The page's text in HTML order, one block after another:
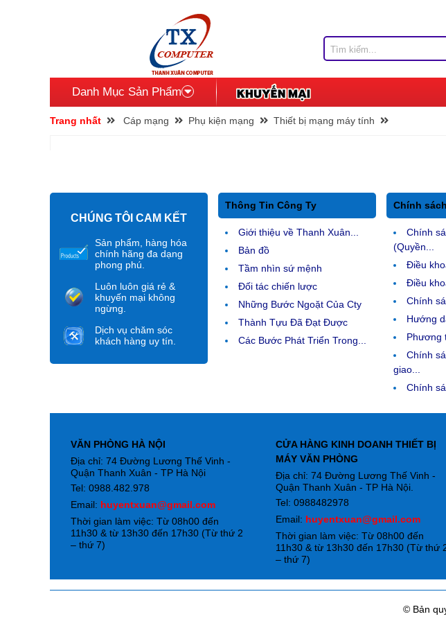
Danh Mục Sản Phẩm
Trang nhất Cáp mạng Phụ kiện mạng Thiết bị mạng máy tính
CHÚNG TÔI CAM KẾT
Sản phẩm, hàng hóa
chính hãng đa dạng
phong phú.
Luôn luôn giá rẻ &
khuyến mại không
ngừng.
Dịch vụ chăm sóc
khách hàng uy tín.
Thông Tin Công Ty
Giới thiệu về Thanh Xuân...
Bản đồ
Tầm nhìn sứ mệnh
Đối tác chiến lược
Những Bước Ngoặt Của Cty
Thành Tựu Đã Đạt Được
Các Bước Phát Triển Trong...
Chính
Chính
(Quyền...
Điều
Điều
Chính
Hướng
Phương
Chính
giao...
Chính
VĂN PHÒNG HÀ NỘI
Địa chỉ: 74 Đường Lương Thế Vinh -
Quận Thanh Xuân - TP Hà Nội
Tel: 0988.482.978
Email: huyentxuan@gmail.com
Thời gian làm việc: Từ 08h00 đến
11h30 & từ 13h30 đến 17h30 (Từ thứ 2
– thứ 7)
CỬA HÀNG KINH DOANH THIẾT BỊ
MÁY VĂN PHÒNG
Địa chỉ: 74 Đường Lương Thế Vinh -
Quận Thanh Xuân - TP Hà Nội.
Tel: 0988482978
Email: huyentxuan@gmail.com
Thời gian làm việc: Từ 08h00 đến
11h30 & từ 13h30 đến 17h30 (Từ thứ
– thứ 7)
© Bản